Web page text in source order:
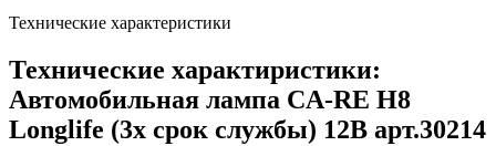
Технические характеристики
Технические характиристики:
Автомобильная лампа CA-RE H8
Longlife (3x срок службы) 12В арт.30214